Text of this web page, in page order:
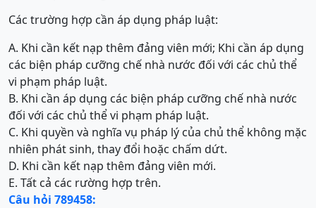
Các trường hợp cần áp dụng pháp luật:
A. Khi cần kết nạp thêm đảng viên mới; Khi cần áp dụng
các biện pháp cưỡng chế nhà nước đối với các chủ thể
vi phạm pháp luật.
B. Khi cần áp dụng các biện pháp cưỡng chế nhà nước
đối với các chủ thể vi phạm pháp luật.
C. Khi quyền và nghĩa vụ pháp lý của chủ thể không mặc
nhiên phát sinh, thay đổi hoặc chấm dứt.
D. Khi cần kết nạp thêm đảng viên mới.
E. Tất cả các rường hợp trên.
Câu hỏi 789458: